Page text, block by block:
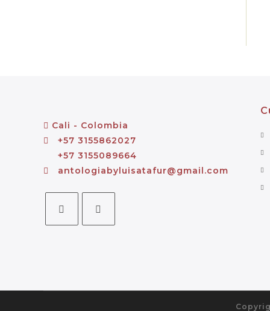
Cali - Colombia
+57 3155862027
+57 3155089664
antologiabyluisatafur@gmail.com